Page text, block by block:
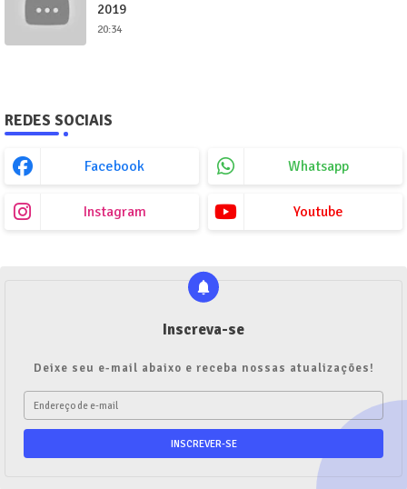
2019
20:34
REDES SOCIAIS
Facebook Whatsapp
Instagram Youtube
Inscreva-se
Deixe seu e-mail abaixo e receba nossas atualizações!